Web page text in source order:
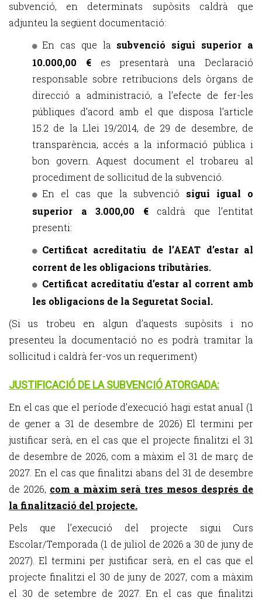
subvenció, en determinats supòsits caldrà que
adjunteu la següent documentació:
En cas que la subvenció sigui superior a
10.000,00 €es presentarà una Declaració
responsable sobre retribucions dels òrgans de
direcció a administració, a l’efecte de fer-les
públiques d’acord amb el que disposa l’article
15.2 de la Llei 19/2014, de 29 de desembre, de
transparència, accés a la informació pública i
bon govern. Aquest document el trobareu al
procediment de sol·licitud de la subvenció.
En el cas que la subvenció sigui igual o
superior a 3.000,00 €caldrà que l’entitat
presenti:
Certificat acreditatiu de l’AEAT d’estar al
corrent de les obligacions tributàries.
Certificat acreditatiu d’estar al corrent amb
les obligacions de la Seguretat Social.
(Si us trobeu en algun d’aquests supòsits i no
presenteu la documentació no es podrà tramitar la
sol·licitud i caldrà fer-vos un requeriment)
JUSTIFICACIÓ DE LA SUBVENCIÓ ATORGADA:
En el cas que el període d’execució hagi estat anual (1
de gener a 31 de desembre de 2026) El termini per
justificar serà, en el cas que el projecte finalitzi el 31
de desembre de 2026, com a màxim el 31 de març de
2027. En el cas que finalitzi abans del 31 de desembre
de 2026, com a màxim serà tres mesos després de
la finalització del projecte.
Pels que l’execució del projecte sigui Curs
Escolar/Temporada (1 de juliol de 2026 a 30 de juny de
2027). El termini per justificar serà, en el cas que el
projecte finalitzi el 30 de juny de 2027, com a màxim
el 30 de setembre de 2027. En el cas que finalitzi